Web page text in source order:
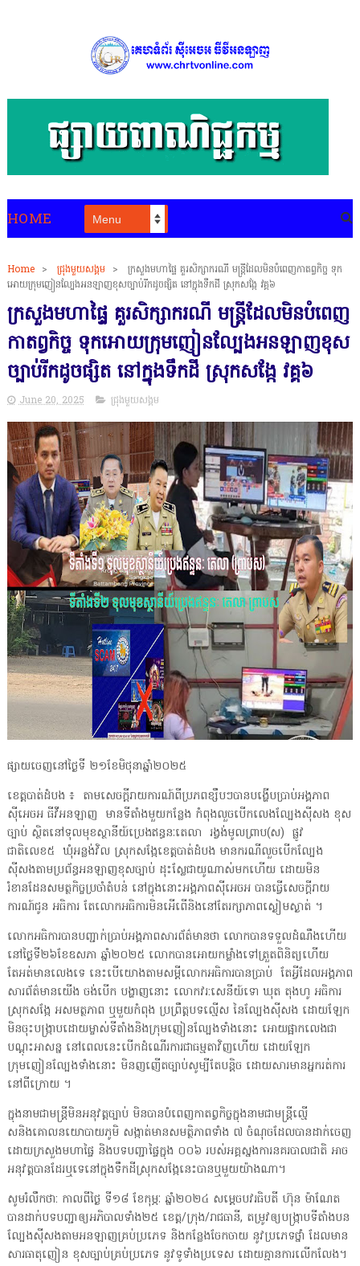
HOME
Home > ជ្រុងមួយសង្គម >
ក្រសួងមហាផ្ទៃ គួរសិក្សាករណី មន្ត្រីដែលមិនបំពេញកាតព្វកិច្ច ទុក
អោយក្រុមញៀនល្បែងអនឡាញខុសច្បាប់រីកដូចផ្សិត នៅក្នុងទឹកដី ស្រុកសង្កែ វគ្គ៦
ក្រសួងមហាផ្ទៃ គួរសិក្សាករណី មន្ត្រីដែលមិនបំពេញ
កាតព្វកិច្ច ទុកអោយក្រុមញៀនល្បែងអនឡាញខុស
ច្បាប់រីកដូចផ្សិត នៅក្នុងទឹកដី ស្រុកសង្កែ វគ្គ៦
June 20, 2025 ជ្រុងមួយសង្គម
ផ្សាយចេញនៅថ្ងៃទី ២១ខែមិថុនាឆ្នាំ២០២៥
ខេត្តបាត់ដំបង ៖ តាមសេចក្តីរាយការណ៍ពីប្រភពខ្សឹបៗបានបង្ហើបប្រាប់អង្គភាព
ស៊ីអេចអ ធីវីអនឡាញ មានទីតាំងមួយកន្លែង កំពុងលួចបើកលេងល្បែងស៊ីសង ខុស
ច្បាប់ ស្ថិតនៅទុលមុខស្ថានីយ៍ប្រេងឥន្ធនៈតេលា រង្វង់មូលព្រាប(ស) ផ្លូវ
ជាតិលេខ៥ ឃុំអន្លង់វិល ស្រុកសង្កែខេត្តបាត់ដំបង មានករណីលួចបើកល្បែង
ស៊ីសងតាមប្រព័ន្ធអនឡាញខុសច្បាប់ ដុះស្លែជាយូណាស់មកហើយ ដោយមិន
រំខានដែនសមត្ថកិច្ចប្រចាំតំបន់ នៅក្នុងនោះអង្គភាពស៊ីអេចអ បានធ្វើសេចក្តីរាយ
ការណ៍ជូន អធិការ តែលោកអធិការមិនអើពើនិងនៅតែរក្សាភាពស្ងៀមស្ងាត់ ។
លោកអធិការបានបញ្ជាក់ប្រាប់អង្គភាពសារព័ត៌មានថា លោកបានទទួលដំណឹងហើយ
នៅថ្ងៃទី២៦ខែឧសភា ឆ្នាំ២០២៥ លោកបានអោយកម្លាំងទៅត្រួតពិនិត្យហើយ
តែអត់មានលេងទេ នេះបើយោងតាមសម្តីលោកអធិការបានប្រាប់ តែអ្វីដែលអង្គភាព
សារព័ត៌មានយើង ចង់បើក បង្ហាញនោះ លោកវរ:សេនីយ៍ទោ ឃុត តុងហូ អធិការ
ស្រុកសង្កែ អសមត្ថភាព ឬមួយកំពុង ប្រព្រឹត្តបទល្មើស នៃល្បែងស៊ីសង ដោយឡែក
មិនចុះបង្ក្រាបដោយម្ចាស់ទីតាំងនិងក្រុមញៀនល្បែងទាំងនោះ អោយផ្អាកលេងជា
បណ្តុះអាសន្ន នៅពេលនេះបើកដំណើរការជាធម្មតាវិញហើយ ដោយឡែក
ក្រុមញៀនល្បែងទាំងនោះ មិនញញើតច្បាប់សូម្បីតែបន្តិច ដោយសារមានអ្នករត់ការ
នៅពីក្រោយ ។
ក្នុងនាមជាមន្ត្រីមិនអនុវត្តច្បាប់ មិនបានបំពេញកាតព្វកិច្ចក្នុងនាមជាមន្ត្រីល្មើ
សនិងគោលនយោបាយភូមិ សង្កាត់មានសមត្ថិភាពទាំង ៧ ចំណុចដែលបានដាក់ចេញ
ដោយក្រសួងមហាផ្ទៃ និងបទបញ្ជាផ្ទៃក្នុង ០០៦ របស់អគ្គស្នងការនគរបាលជាតិ អាច
អនុវត្តបានដែរឬទេនៅក្នុងទឹកដីស្រុកសង្កែនេះបានឬមួយយ៉ាងណា។
សូមរំលឹកថា: កាលពីថ្ងៃ ទី១៨ ខែកុម្ភៈ ឆ្នាំ២០២៤ សម្តេចបវរធិបតី ហ៊ុន ម៉ាណែត
បានដាក់បទបញ្ជាឲ្យអភិបាលទាំង២៥ ខេត្ត/ក្រុង/រាជធានី, តម្រូវឲ្យបង្រ្កាបទីតាំងបន
ល្បែងស៊ីសងតាមអនឡាញគ្រប់ប្រភេទ និងកន្លែងចែកចាយ នូវប្រភេទថ្នាំ ដែលមាន
សារធាតុញៀន ខុសច្បាប់គ្រប់ប្រភេទ នូវទូទាំងប្រទេស ដោយគ្មានការលើកលែង។